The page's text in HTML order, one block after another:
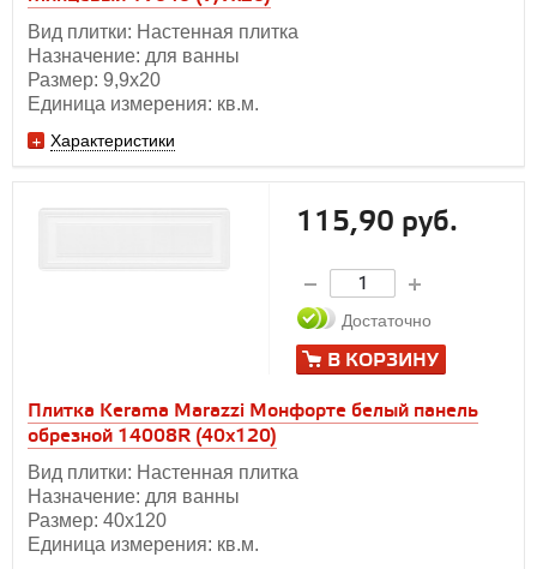
Вид плитки: Настенная плитка
Назначение: для ванны
Размер: 9,9х20
Единица измерения: кв.м.
Характеристики
Плитка Kerama Marazzi Монфорте белый панель
обрезной 14008R (40x120)
Вид плитки: Настенная плитка
Назначение: для ванны
Размер: 40х120
Единица измерения: кв.м.
115,90 руб.
Достаточно
В КОРЗИНУ